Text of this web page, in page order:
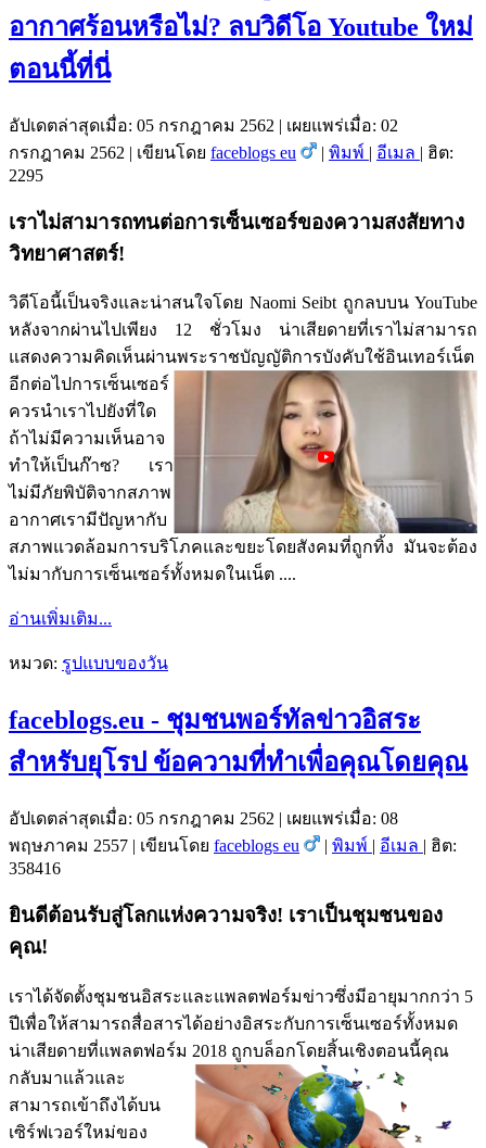
อากาศร้อนหรือไม่? ลบวิดีโอ Youtube ใหม่
ตอนนี้ที่นี่
อัปเดตล่าสุดเมื่อ: 05 กรกฎาคม 2562 | เผยแพร่เมื่อ: 02
กรกฎาคม 2562 | เขียนโดย faceblogs eu | พิมพ์ | อีเมล | ฮิต:
2295
เราไม่สามารถทนต่อการเซ็นเซอร์ของความสงสัยทาง
วิทยาศาสตร์!
วิดีโอนี้เป็นจริงและน่าสนใจโดย Naomi Seibt ถูกลบบน YouTube
หลังจากผ่านไปเพียง 12 ชั่วโมง น่าเสียดายที่เราไม่สามารถ
แสดงความคิดเห็นผ่านพระราชบัญญัติการบังคับใช้อินเทอร์เน็ต
อีกต่อไปการเซ็นเซอร์
ควรนำเราไปยังที่ใด
ถ้าไม่มีความเห็นอาจ
ทำให้เป็นก๊าซ? เรา
ไม่มีภัยพิบัติจากสภาพ
อากาศเรามีปัญหากับ
สภาพแวดล้อมการบริโภคและขยะโดยสังคมที่ถูกทิ้ง มันจะต้อง
ไม่มากับการเซ็นเซอร์ทั้งหมดในเน็ต ....
อ่านเพิ่มเติม...
หมวด: รูปแบบของวัน
faceblogs.eu - ชุมชนพอร์ทัลข่าวอิสระ
สำหรับยุโรป ข้อความที่ทำเพื่อคุณโดยคุณ
อัปเดตล่าสุดเมื่อ: 05 กรกฎาคม 2562 | เผยแพร่เมื่อ: 08
พฤษภาคม 2557 | เขียนโดย faceblogs eu | พิมพ์ | อีเมล | ฮิต:
358416
ยินดีต้อนรับสู่โลกแห่งความจริง! เราเป็นชุมชนของ
คุณ!
เราได้จัดตั้งชุมชนอิสระและแพลตฟอร์มข่าวซึ่งมีอายุมากกว่า 5
ปีเพื่อให้สามารถสื่อสารได้อย่างอิสระกับการเซ็นเซอร์ทั้งหมด
น่าเสียดายที่แพลตฟอร์ม 2018 ถูกบล็อกโดยสิ้นเชิงตอนนี้คุณ
กลับมาแล้วและ
สามารถเข้าถึงได้บน
เซิร์ฟเวอร์ใหม่ของ